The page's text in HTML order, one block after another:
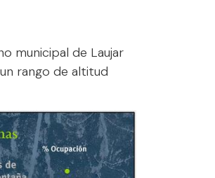
municipal de Laujar
rango de altitud